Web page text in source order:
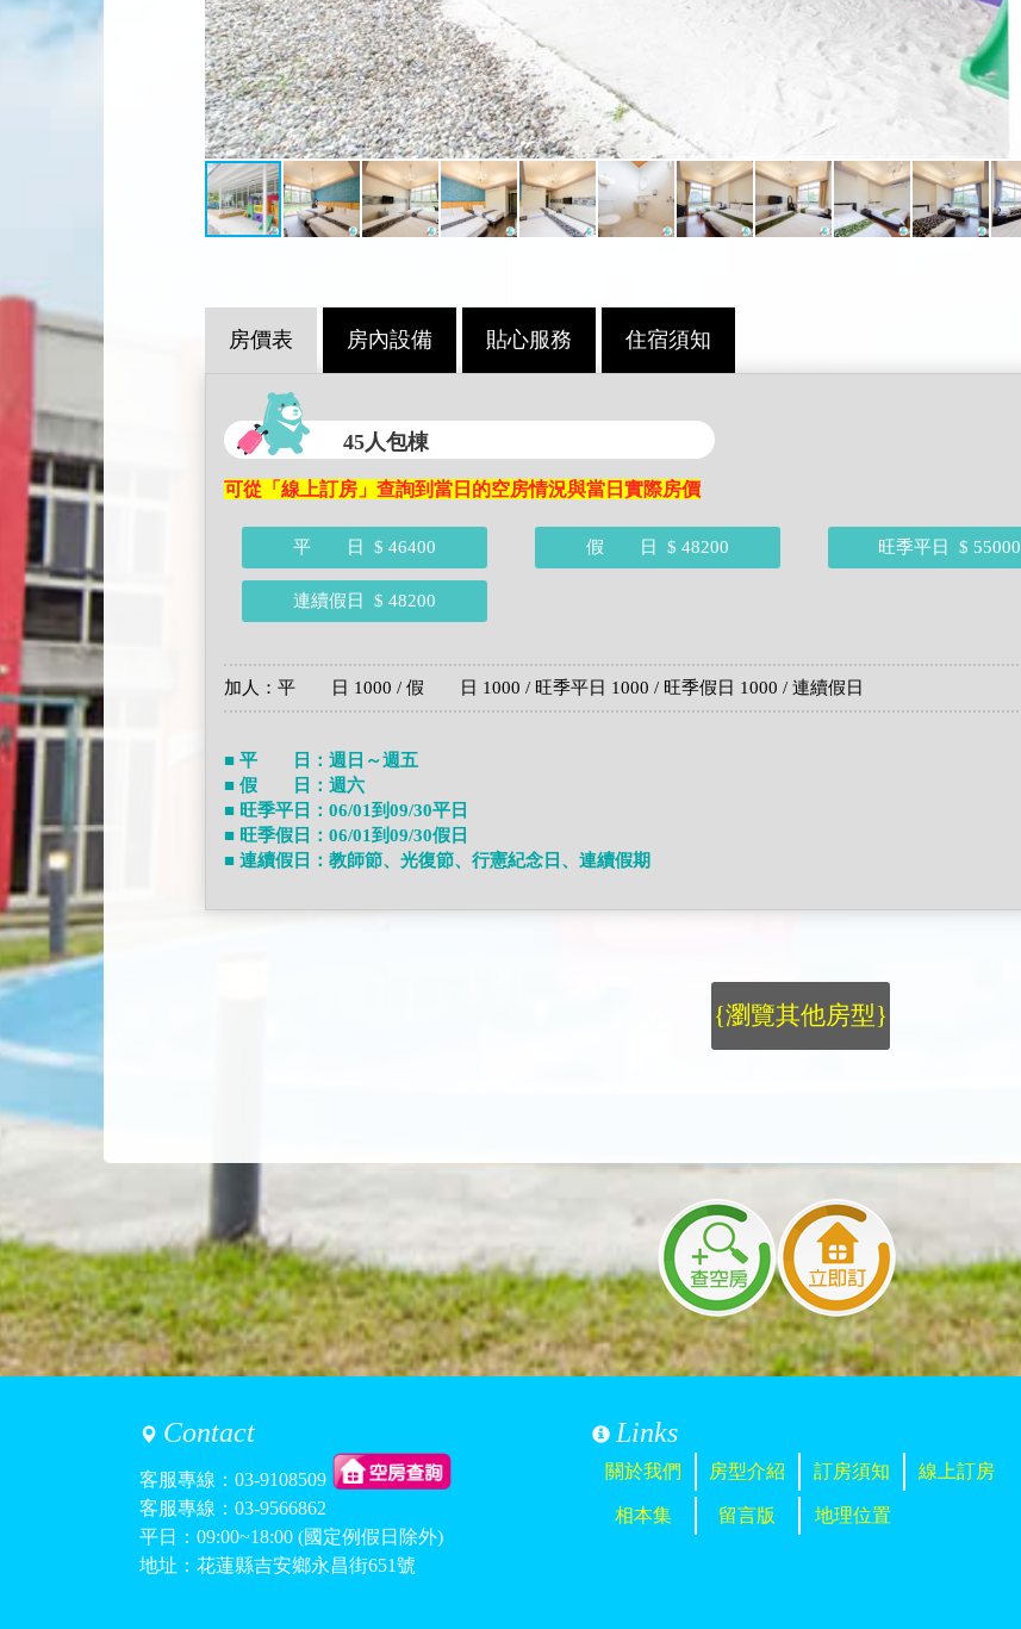
房價表 房內設備 貼心服務 住宿須知
45人包棟
可從「線上訂房」查詢到當日的空房情況與當日實際房價
平 日 $ 46400 假 日 $ 48200 旺季平日 $ 55000
連續假日 $ 48200
加人：平 日 1000 / 假 日 1000 / 旺季平日 1000 / 旺季假日 1000 / 連續假日
■ 平 日：週日～週五
■ 假 日：週六
■ 旺季平日：06/01到09/30平日
■ 旺季假日：06/01到09/30假日
■ 連續假日：教師節、光復節、行憲紀念日、連續假期
{瀏覽其他房型}
Contact
客服專線： 03-9108509
客服專線： 03-9566862
平日：09:00~18:00 (國定例假日除外)
地址：花蓮縣吉安鄉永昌街651號
Links
關於我們 房型介紹 訂房須知 線上訂房
相本集 留言版 地理位置